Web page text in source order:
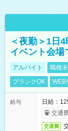
＜夜勤＞1日
イベント会場
アルバイト 職種
ブランクOK
WEB
給与
日給：
交通
交通費